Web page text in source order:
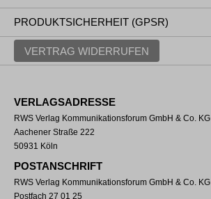
PRODUKTSICHERHEIT (GPSR)
VERTRAG WIDERRUFEN
VERLAGSADRESSE
RWS Verlag Kommunikationsforum GmbH & Co. KG
Aachener Straße 222
50931 Köln
POSTANSCHRIFT
RWS Verlag Kommunikationsforum GmbH & Co. KG
Postfach 27 01 25